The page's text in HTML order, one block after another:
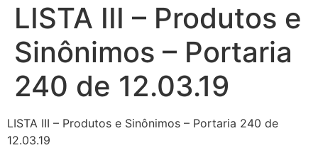
LISTA III – Produtos e
Sinônimos – Portaria
240 de 12.03.19
LISTA III – Produtos e Sinônimos – Portaria 240 de
12.03.19